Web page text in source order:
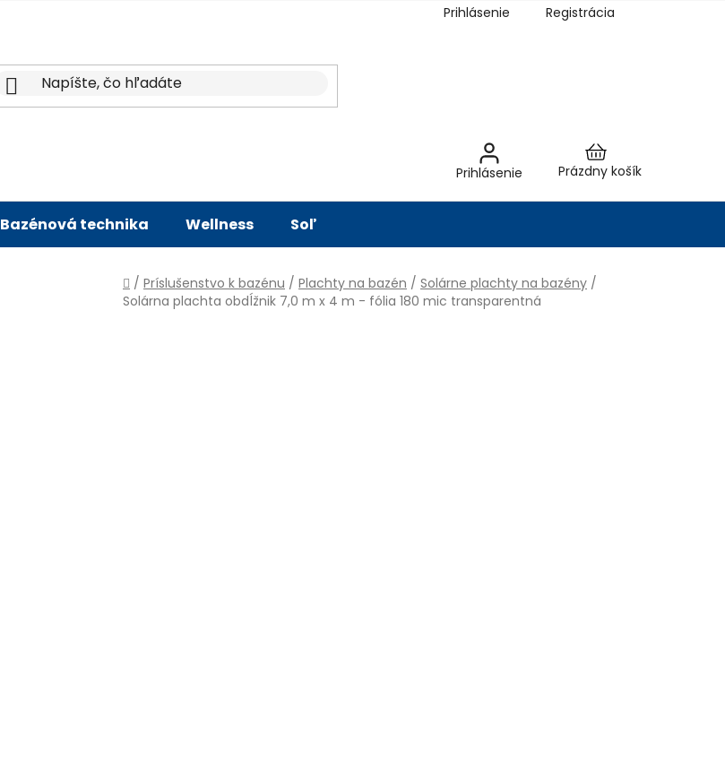
Prihlásenie Registrácia
Prihlásenie
Nákupný
Prázdny košík
Bazénová technika Wellness Soľ
Domov
/ Príslušenstvo k bazénu / Plachty na bazén / Solárne plachty na bazény /
Solárna plachta obdĺžnik 7,0 m x 4 m - fólia 180 mic transparentná